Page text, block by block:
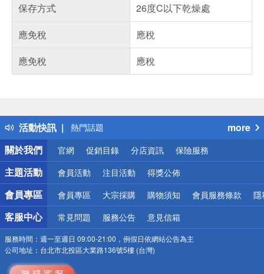
保存方式
26度C以下乾燥處
應免稅
應稅
應免稅
應稅
活動快訊
得獎公告
熱門話題
銀行優惠
偏遠地區配送
詐騙網頁！請小心！
more
關於我們
官網 促銷目錄 分店資訊 保險服務
主題活動 會員活動 注目活動 得獎公佈
會員專區 會員專區 大宗採購 購物須知 會員服務條款 隱
客服中心 常見問題 服務公告 意見信箱
服務時間： 週一至週日 09:00-21:00，例假日依網站公告為主
公司地址： 台北市北投區大業路136號5樓 (台灣)